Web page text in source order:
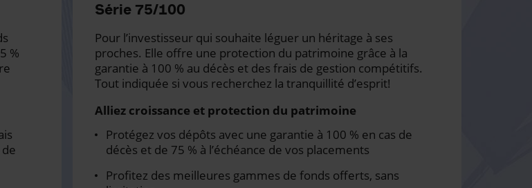
%
Série 75/100
Pour l’investisseur qui souhaite léguer un héritage à ses
proches. Elle offre une protection du patrimoine grâce à la
garantie à 100 % au décès et des frais de gestion compétitifs.
Tout indiquée si vous recherchez la tranquillité d’esprit!
Alliez croissance et protection du patrimoine
Protégez vos dépôts avec une garantie à 100 % en cas de
décès et de 75 % à l’échéance de vos placements
Profitez des meilleures gammes de fonds offerts, sans